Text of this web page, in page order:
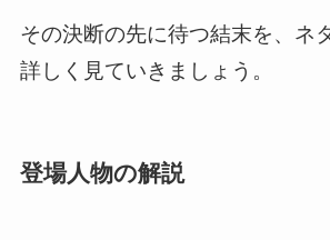
その決断の先に待つ結末を、ネ
詳しく見ていきましょう。
登場人物の解説